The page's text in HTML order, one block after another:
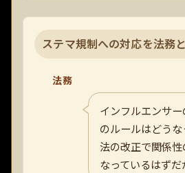
ステマ規制への対応を法務
法務
インフルエンサ
のルールはどう
法の改正で関係
なっているはずだ